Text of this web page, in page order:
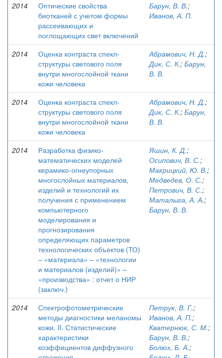
2014
Оптические свойства
биотканей с учетом формы
рассеивающих и
поглощающих свет включений
Барун, В. В.;
Иванов, А. П.
2014
Оценка контраста спекл-
структуры светового поля
внутри многослойной ткани
кожи человека
Абрамович, Н. Д.;
Дик, С. К.; Барун,
В. В.
2014
Оценка контраста спекл-
структуры светового поля
внутри многослойной ткани
кожи человека
Абрамович, Н. Д.;
Дик, С. К.; Барун,
В. В.
2014
Разработка физико-
математических моделей
керамико-огнеупорных
многослойных материалов,
изделий и технологий их
получения с применением
компьютерного
моделирования и
прогнозирования
определяющих параметров
технологических объектов (ТО)
– «материала» – «технологии
и материалов (изделий)» –
«производства» : отчет о НИР
(заключ.)
Яшин, К. Д.;
Осипович, В. С.;
Макрицкий, Ю. В.;
Медведев, О. С.;
Петрович, В. С.;
Маталыга, А. А.;
Барун, В. В.
2014
Спектрофотометрические
методы диагностики меланомы
кожи. II. Статистические
характеристики
коэффициентов диффузного
Петрук, В. Г.;
Иванов, А. П.;
Кватернюк, С. М.;
Барун, В. В.;
Болюх, Б. А.;